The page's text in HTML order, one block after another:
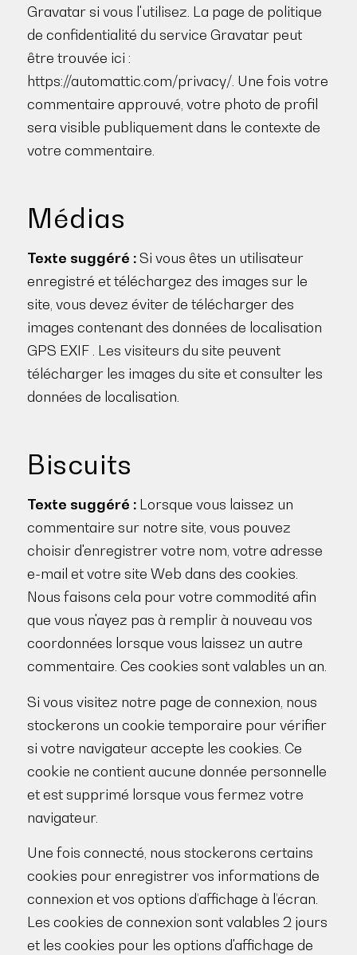
Gravatar si vous l'utilisez. La page de politique
de confidentialité du service Gravatar peut
être trouvée ici :
https://automattic.com/privacy/. Une fois votre
commentaire approuvé, votre photo de profil
sera visible publiquement dans le contexte de
votre commentaire.
Médias
Texte suggéré :Si vous êtes un utilisateur
enregistré et téléchargez des images sur le
site, vous devez éviter de télécharger des
images contenant des données de localisation
GPS EXIF . Les visiteurs du site peuvent
télécharger les images du site et consulter les
données de localisation.
Biscuits
Texte suggéré : Lorsque vous laissez un
commentaire sur notre site, vous pouvez
choisir d'enregistrer votre nom, votre adresse
e-mail et votre site Web dans des cookies.
Nous faisons cela pour votre commodité afin
que vous n'ayez pas à remplir à nouveau vos
coordonnées lorsque vous laissez un autre
commentaire. Ces cookies sont valables un an.
Si vous visitez notre page de connexion, nous
stockerons un cookie temporaire pour vérifier
si votre navigateur accepte les cookies. Ce
cookie ne contient aucune donnée personnelle
et est supprimé lorsque vous fermez votre
navigateur.
Une fois connecté, nous stockerons certains
cookies pour enregistrer vos informations de
connexion et vos options d’affichage à l’écran.
Les cookies de connexion sont valables 2 jours
et les cookies pour les options d'affichage de